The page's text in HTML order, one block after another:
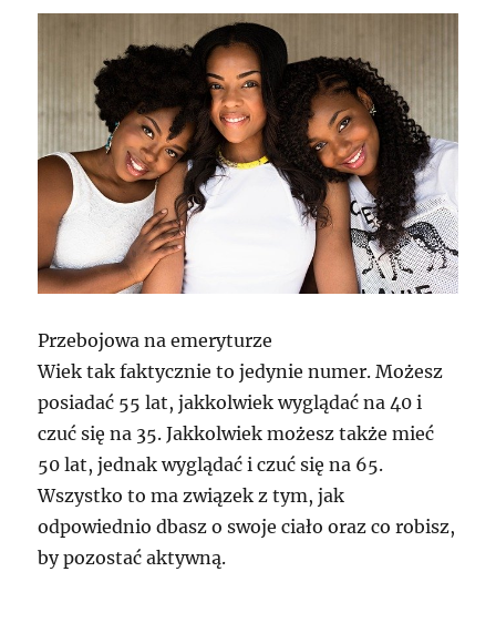
Przebojowa na emeryturze
Wiek tak faktycznie to jedynie numer. Możesz
posiadać 55 lat, jakkolwiek wyglądać na 40 i
czuć się na 35. Jakkolwiek możesz także mieć
50 lat, jednak wyglądać i czuć się na 65.
Wszystko to ma związek z tym, jak
odpowiednio dbasz o swoje ciało oraz co robisz,
by pozostać aktywną.